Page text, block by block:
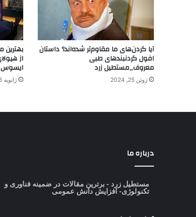
آیا گردن‌های ما مقاوم‌تر شده‌اند؟ داستان
افول گردنبندهای طبی
معروف_مستطیل زرد
ژوئن 25, 2024
ایسوس
ژانویه 13, 2024
درباره ما
مستطیل زرد - برترین مقالات در ضمینه فناوری و
تکنولوژی- افزایش دانش عمومی